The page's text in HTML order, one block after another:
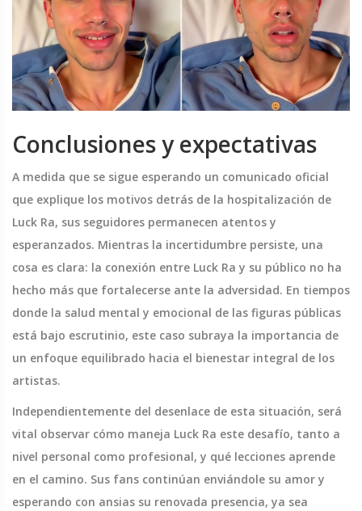
Conclusiones y expectativas
A medida que se sigue esperando un comunicado oficial
que explique los motivos detrás de la hospitalización de
Luck Ra, sus seguidores permanecen atentos y
esperanzados. Mientras la incertidumbre persiste, una
cosa es clara: la conexión entre Luck Ra y su público no ha
hecho más que fortalecerse ante la adversidad. En tiempos
donde la salud mental y emocional de las figuras públicas
está bajo escrutinio, este caso subraya la importancia de
un enfoque equilibrado hacia el bienestar integral de los
artistas.
Independientemente del desenlace de esta situación, será
vital observar cómo maneja Luck Ra este desafío, tanto a
nivel personal como profesional, y qué lecciones aprende
en el camino. Sus fans continúan enviándole su amor y
esperando con ansias su renovada presencia, ya sea